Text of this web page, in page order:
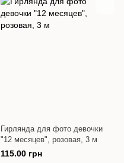
Гирлянда для фото девочки
"12 месяцев", розовая, 3 м
115.00 грн